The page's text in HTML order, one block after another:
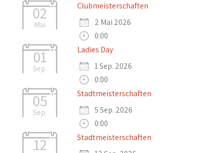
02
Mai
Clubmeisterschaften
2 Mai 2026
0:00
01
Sep.
Ladies Day
1 Sep. 2026
0:00
05
Sep.
Stadtmeisterschaften
5 Sep. 2026
0:00
12
Stadtmeisterschaften